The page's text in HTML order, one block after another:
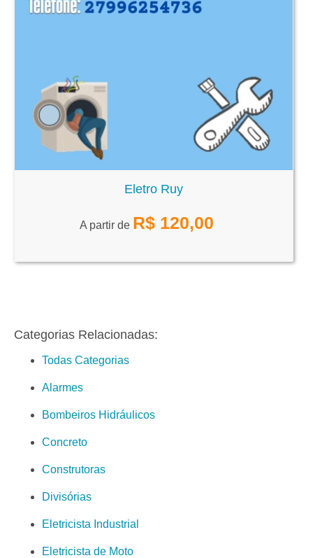
Eletro Ruy
A partir de R$ 120,00
Categorias Relacionadas:
Todas Categorias
Alarmes
Bombeiros Hidráulicos
Concreto
Construtoras
Divisórias
Eletricista Industrial
Eletricista de Moto